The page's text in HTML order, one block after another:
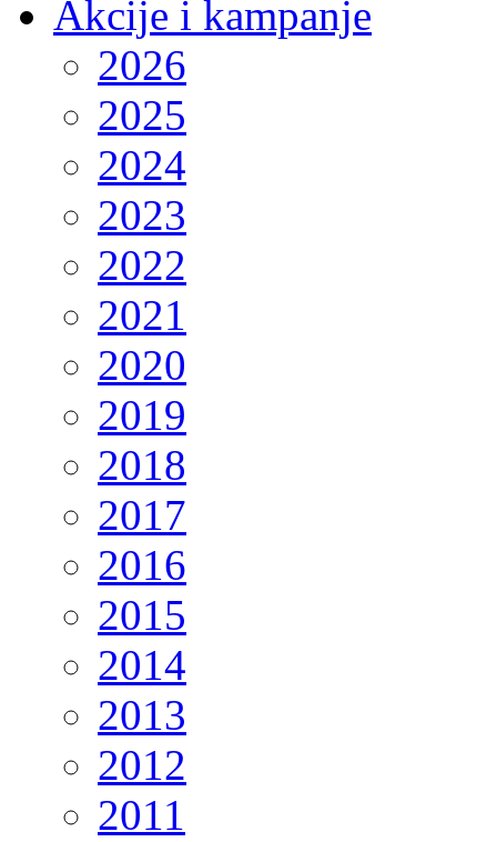
Akcije i kampanje
2026
2025
2024
2023
2022
2021
2020
2019
2018
2017
2016
2015
2014
2013
2012
2011